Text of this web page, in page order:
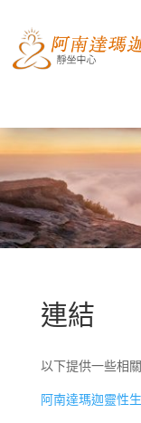
連結
以下提供一些相
阿南達瑪迦靈性